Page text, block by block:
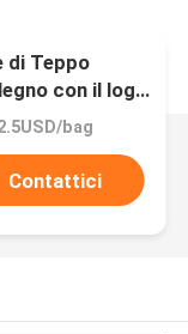
di Teppo
con il logo
bag
Contattici